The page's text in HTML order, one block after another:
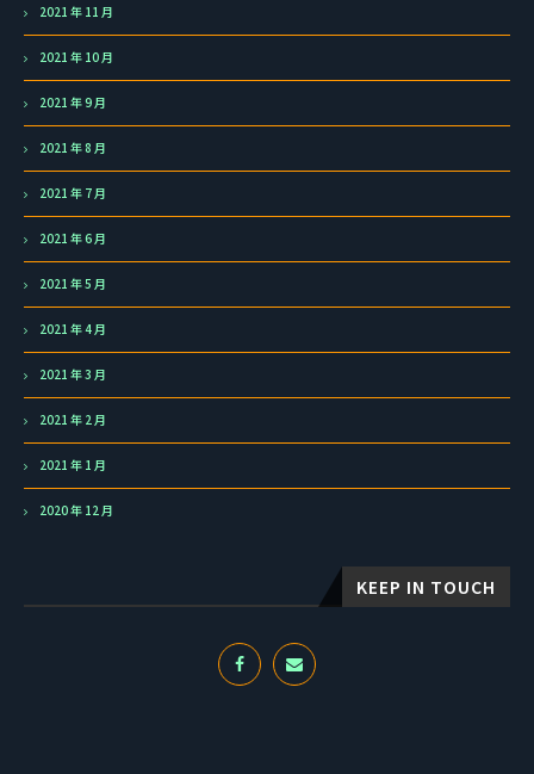
2021 年 11 月
2021 年 10 月
2021 年 9 月
2021 年 8 月
2021 年 7 月
2021 年 6 月
2021 年 5 月
2021 年 4 月
2021 年 3 月
2021 年 2 月
2021 年 1 月
2020 年 12 月
KEEP IN TOUCH